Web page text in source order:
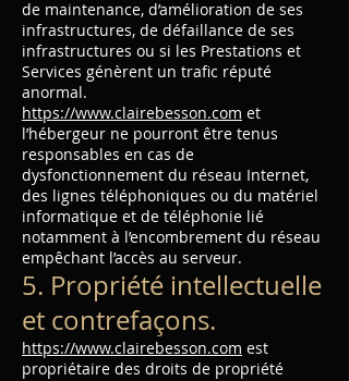
de maintenance, d’amélioration de ses
infrastructures, de défaillance de ses
infrastructures ou si les Prestations et
Services génèrent un trafic réputé
anormal.
https://www.clairebesson.com et
l’hébergeur ne pourront être tenus
responsables en cas de
dysfonctionnement du réseau Internet,
des lignes téléphoniques ou du matériel
informatique et de téléphonie lié
notamment à l’encombrement du réseau
empêchant l’accès au serveur.
5. Propriété intellectuelle
et contrefaçons.
https://www.clairebesson.com est
propriétaire des droits de propriété